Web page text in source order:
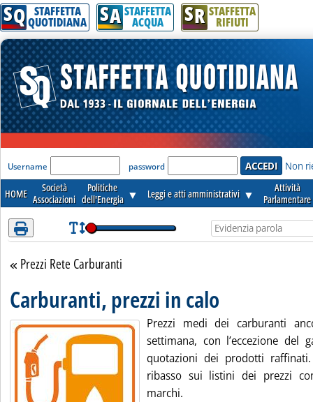
Attenzione! Esegui l'accesso per lèggere interamente la notizia.
SQ STAFFETTA
QUOTIDIANA SA STAFFETTA
ACQUA SR STAFFETTA
RIFIUTI
'Modulo Login per accedere'
Username password Non
HOME
Società
Associazioni
Politiche
dell'Energia ▼ Leggi e atti amministrativi ▼
Attività
Parlamentare
Torna alla sezione
Prezzi Rete Carburanti
Carburanti, prezzi in calo
Prezzi medi dei carburanti
settimana, con l’eccezione del
quotazioni dei prodotti
ribasso sui listini dei prezzi
marchi.